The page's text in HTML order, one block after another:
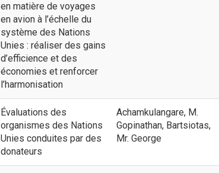
en matière de voyages
en avion à l’échelle du
système des Nations
Unies : réaliser des gains
d’efficience et des
économies et renforcer
l’harmonisation
Évaluations des
organismes des Nations
Unies conduites par des
donateurs
Achamkulangare, M.
Gopinathan, Bartsiotas,
Mr. George